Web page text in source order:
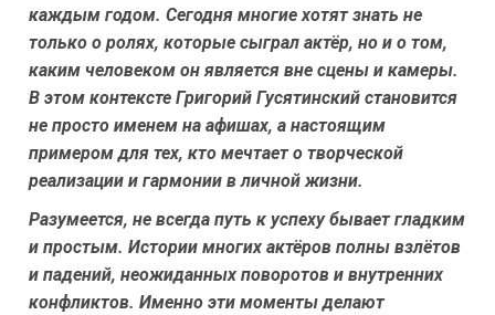
каждым годом. Сегодня многие хотят знать не
только о ролях, которые сыграл актёр, но и о том,
каким человеком он является вне сцены и камеры.
В этом контексте Григорий Гусятинский становится
не просто именем на афишах, а настоящим
примером для тех, кто мечтает о творческой
реализации и гармонии в личной жизни.
Разумеется, не всегда путь к успеху бывает гладким
и простым. Истории многих актёров полны взлётов
и падений, неожиданных поворотов и внутренних
конфликтов. Именно эти моменты делают